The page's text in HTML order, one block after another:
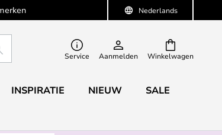
Nederlands
Winkelwagen
Service Aanmelden
INSPIRATIE NIEUW SALE